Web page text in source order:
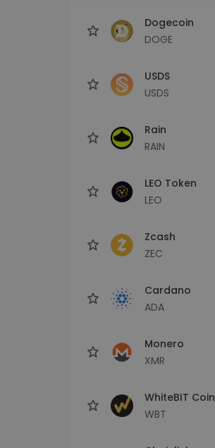
Dogecoin
DOGE
USDS
USDS
Rain
RAIN
LEO Token
LEO
Zcash
ZEC
Cardano
ADA
Monero
XMR
WhiteBIT Coin
WBT